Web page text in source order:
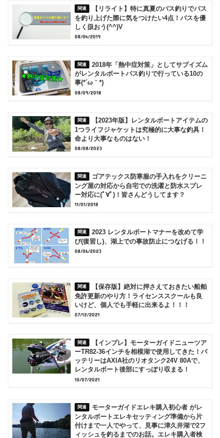
【リライト】特に真夏のバス釣りでバス
を釣り上げた際に気をつけたい4点！バスを優
しく扱おう(^^)V
08/04/2019
2018年「熱中症対策」としてサブイズム
がレンタルボートバス釣りで行っている10の
事(*´ω｀*)
08/09/2018
【2023年版】レンタルボートアイテムの
1つライフジャケットは究極的に大事な釣具！
命より大事なものはない！
08/08/2023
ゴアテックス防寒服の手入れをクリーニ
ング屋の対応から自宅での洗濯と防水スプレ
ー対応に(ﾟ∀ﾟ)！皆さんどうしてます？
11/01/2018
2023 レンタルボートマナーを改めて学
び(復習し)、湖上での事故防止につなげる！！
08/06/2023
【保存版】絶対に押さえておきたい船舶
免許更新のやり方！ライセンススクールも良
いけど、個人でも手軽に出来るよ！！！
07/12/2021
【インプレ】モーターガイドニューツア
ーTR82-36インチを相模湖で使用してきた！バ
ッテリーはAXIA社のリオタンク24V 80Aで、
レンタルボート後部にすっぽり収まる！
10/07/2021
モーターガイドエレキ購入初心者 がレ
ンタルボートエレキセッティング準備から片
付けまで一人でやって、見事に津久井湖で2フ
ィッシュを釣るまでのお話。エレキ購入者検